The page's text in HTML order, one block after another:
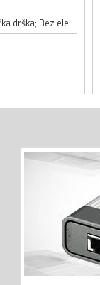
Specijalan keramički vrh; Antistatička drška; Bez elektromagnetne indukcije; 100% električna izolacija; Tip vrha: ravni; Dužina: 95mm;